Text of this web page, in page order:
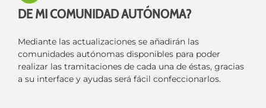
DE MI COMUNIDAD AUTÓNOMA?
Mediante las actualizaciones se añadirán las
comunidades autónomas disponibles para poder
realizar las tramitaciones de cada una de éstas, gracias
a su interface y ayudas será fácil confeccionarlos.